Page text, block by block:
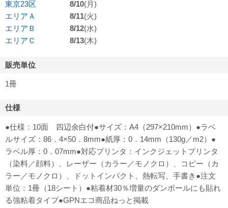
東京23区 8/10(月)
エリアＡ
8/11(火)
エリアＢ
8/12(水)
エリアＣ
8/13(木)
販売単位
1冊
仕様
●仕様：10面 四辺余白付●サイズ：A4（297×210mm）●ラベ
ルサイズ：86．4×50．8mm●紙厚：0．14mm（130g／m2）●
ラベル厚：0．07mm●対応プリンタ：インクジェットプリンタ
（染料／顔料）、レーザー（カラー／モノクロ）、コピー（カ
ラー／モノクロ）、ドットインパクト、熱転写、手書き●注文
単位：1冊（18シート）●粘着材30％増量のダンボールにも貼れ
る強粘着タイプ●GPNエコ商品ねっと掲載